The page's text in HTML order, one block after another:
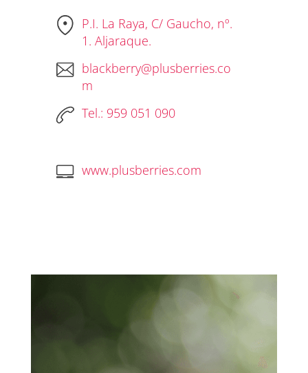
P.I. La Raya, C/ Gaucho, nº.
1. Aljaraque.
blackberry@plusberries.co
m
Tel.: 959 051 090
www.plusberries.com